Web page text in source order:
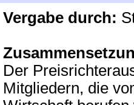
Vergabe durch:
Der
Mitgliedern, die